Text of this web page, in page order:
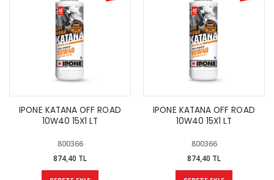
IPONE KATANA OFF ROAD
10W40 15X1 LT
800366
874,40 TL
IPONE KATANA OFF ROAD
10W40 15X1 LT
800366
874,40 TL